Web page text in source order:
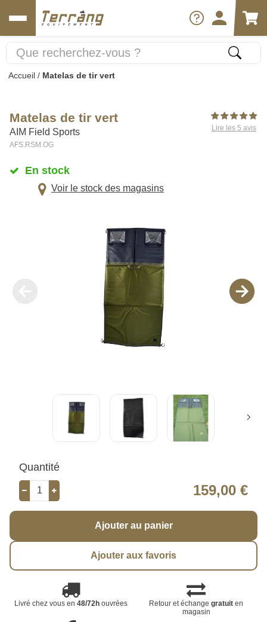
Accueil / Matelas de tir vert
Matelas de tir vert
AIM Field Sports
AFS.RSM.OG
Lire les 5 avis
En stock
Voir le stock des magasins
Quantité
159,00 €
Ajouter au panier
Ajouter aux favoris
Livré chez vous en 48/72houvrées Retour et échangegratuit en
magasin